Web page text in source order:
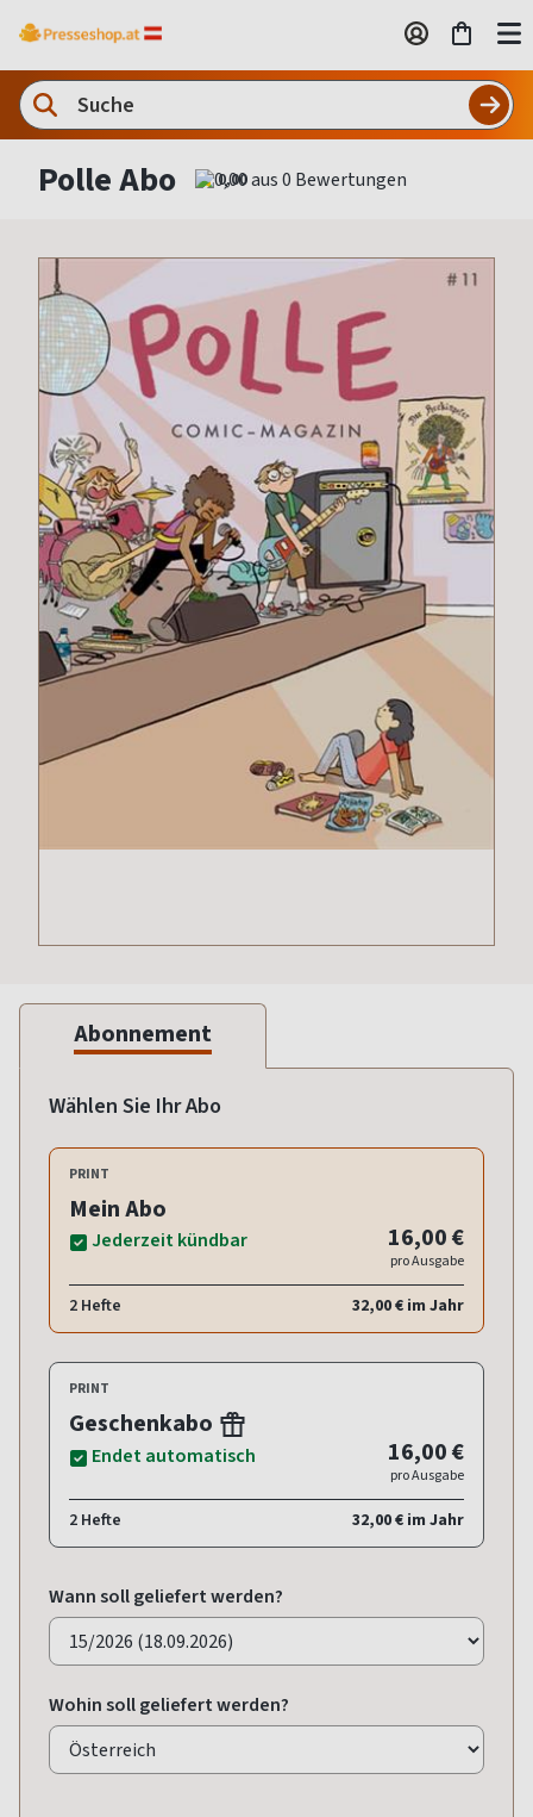
Polle Abo 0,00
Abonnement
Wählen Sie Ihr Abo
PRINT
Mein Abo
Jederzeit kündbar 16,00 €
pro Ausgabe
2 Hefte 32,00 € im Jahr
PRINT
Geschenkabo
Endet automatisch 16,00 €
pro Ausgabe
2 Hefte 32,00 € im Jahr
Wann soll geliefert werden?
Wohin soll geliefert werden?